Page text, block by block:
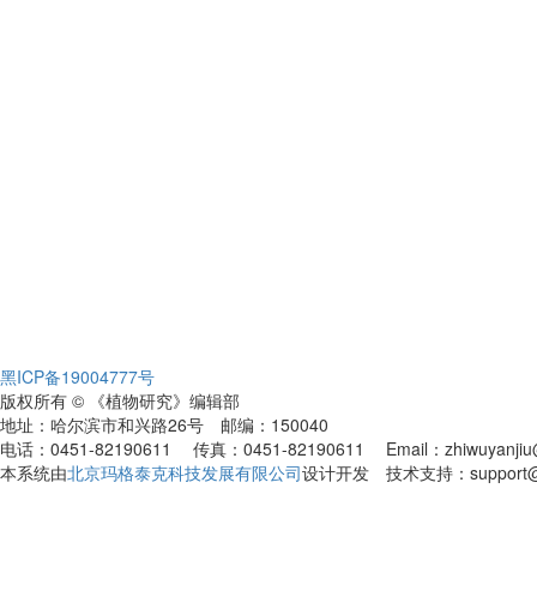
黑ICP备19004777号
版权所有 © 《植物研究》编辑部
地址：哈尔滨市和兴路26号 邮编：150040
电话：0451-82190611 传真：0451-82190611 Email：
本系统由北京玛格泰克科技发展有限公司设计开发 技术支持：